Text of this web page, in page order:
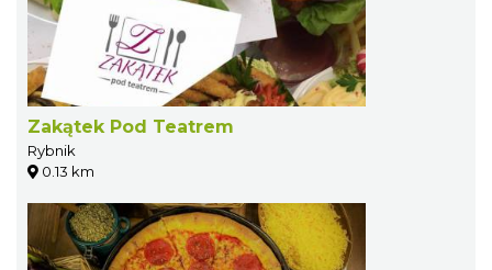
Zakątek Pod Teatrem
Rybnik
0.13 km